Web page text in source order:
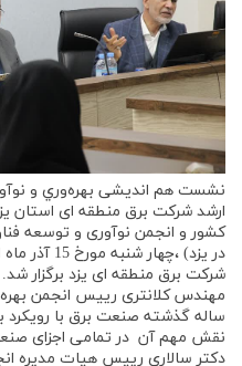
نشست هم انديشی بهر‌ه‌وري و
ارشد شرکت برق منطقه ای استان
كشور و انجمن نوآوری و توسعه
شرکت برق منطقه ای یزد برگزار
مهندس كلانتری رییس انجمن
ساله گذشته صنعت برق با
نقش مهم آن در تمامی اجزای
دکتر سالاری رییس هیات مدیره